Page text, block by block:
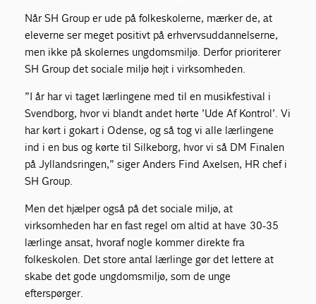
Når SH Group er ude på folkeskolerne, mærker de, at
eleverne ser meget positivt på erhvervsuddannelserne,
men ikke på skolernes ungdomsmiljø. Derfor prioriterer
SH Group det sociale miljø højt i virksomheden.
”I år har vi taget lærlingene med til en musikfestival i
Svendborg, hvor vi blandt andet hørte ’Ude Af Kontrol’. Vi
har kørt i gokart i Odense, og så tog vi alle lærlingene
ind i en bus og kørte til Silkeborg, hvor vi så DM Finalen
på Jyllandsringen,” siger Anders Find Axelsen, HR chef i
SH Group.
Men det hjælper også på det sociale miljø, at
virksomheden har en fast regel om altid at have 30-35
lærlinge ansat, hvoraf nogle kommer direkte fra
folkeskolen. Det store antal lærlinge gør det lettere at
skabe det gode ungdomsmiljø, som de unge
efterspørger.